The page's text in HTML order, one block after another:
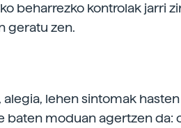
beharrezko kontrolak jarri
geratu zen.
lehen sintomak
baten moduan agertzen da: